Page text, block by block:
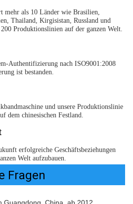
mehr als 10 Länder wie Brasilien,
Thailand, Kirgisistan, Russland und
Produktionslinien auf der ganzen Welt.
Authentifizierung nach ISO9001:2008
ist bestanden.
und unsere Produktionslinie
dem chinesischen Festland.
erfolgreiche Geschäftsbeziehungen
Welt aufzubauen.
Fragen